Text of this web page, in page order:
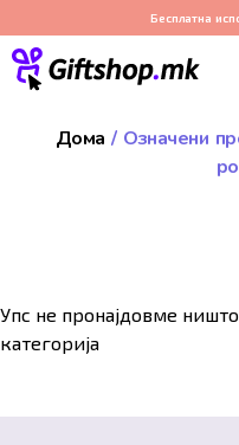
Бесплатна
Дома / Означени
Упс не пронајдовме
категорија